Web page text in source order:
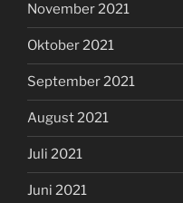
November 2021
Oktober 2021
September 2021
August 2021
Juli 2021
Juni 2021